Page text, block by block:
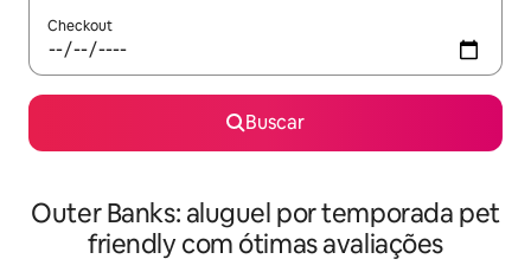
Checkout
Buscar
Outer Banks: aluguel por temporada pet
friendly com ótimas avaliações